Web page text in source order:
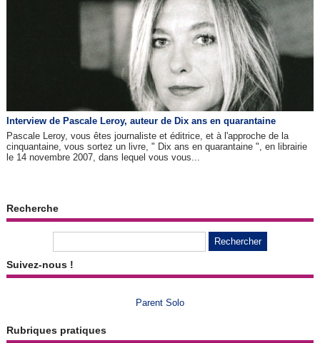
Interview de Pascale Leroy, auteur de Dix ans en quarantaine
Pascale Leroy, vous êtes journaliste et éditrice, et à l'approche de la
cinquantaine, vous sortez un livre, " Dix ans en quarantaine ", en librairie
le 14 novembre 2007, dans lequel vous vous...
Recherche
Suivez-nous !
Parent Solo
Rubriques pratiques